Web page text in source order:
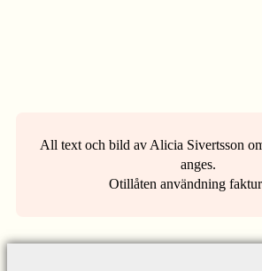
All text och bild av Alicia Sivertsson
anges.
Otillåten användning